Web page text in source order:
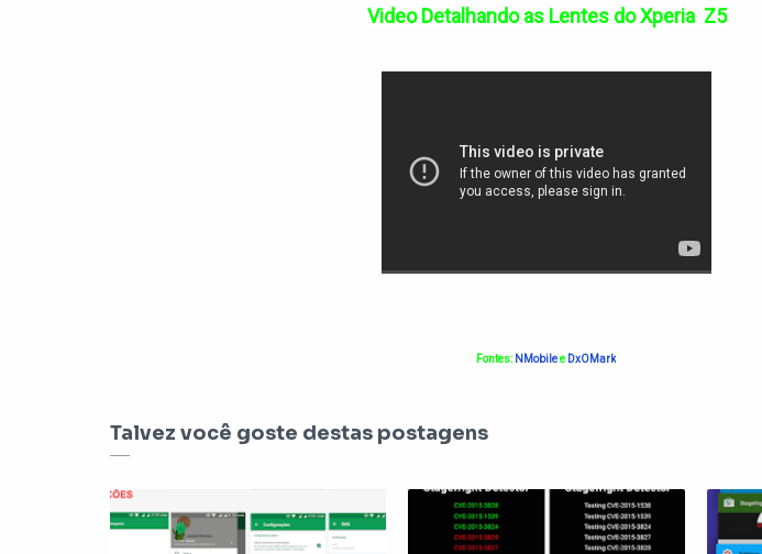
Video Detalhando as Lentes do Xperia Z5
Fontes: NMobilee DxOMark
Talvez você goste destas postagens